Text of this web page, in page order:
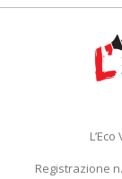
Registrazione